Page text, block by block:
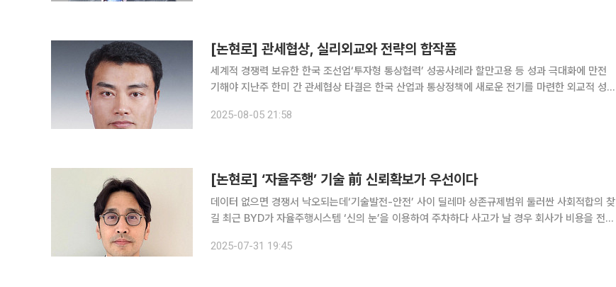
[논현로] 관세협상, 실리외교와 전략의 합작품
세계적 경쟁력 보유한 한국 조선업‘투자형 통상협력’ 성공사례라 할만고용 등 성과 극대화에 만전
기해야 지난주 한미 간 관세협상 타결은 한국 산업과 통상정책에 새로운 전기를 마련한 외교적 성과
2025-08-05 21:58
[논현로] ‘자율주행’ 기술 前 신뢰확보가 우선이다
데이터 없으면 경쟁서 낙오되는데‘기술발전-안전’ 사이 딜레마 상존규제범위 둘러싼 사회적합의 찾
길 최근 BYD가 자율주행시스템 ‘신의 눈’을 이용하여 주차하다 사고가 날 경우 회사가 비용을 전액
시 해결해야 하는 문제였다. 주차 사고에 한정된 것이기는 하지만 회사가
2025-07-31 19:45